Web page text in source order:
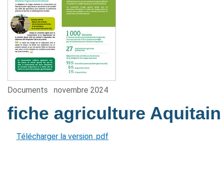
Documents novembre 2024
fiche agriculture
Télécharger la version .pdf